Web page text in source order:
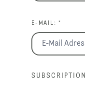
E-MAIL: *
SUBSCRIPTION